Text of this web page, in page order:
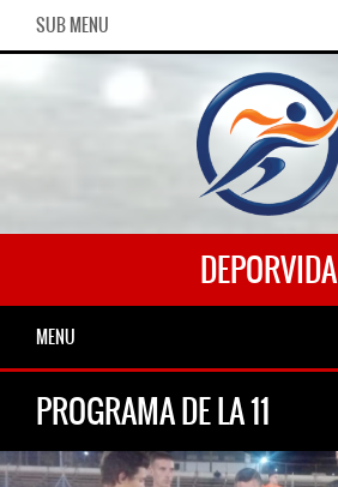
SUB MENU
DEPORVIDA
MENU
PROGRAMA DE LA 11